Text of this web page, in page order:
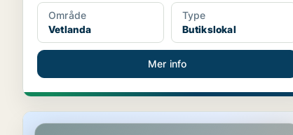
Område
Vetlanda
Type
Butikslokal
Mer info
Butikslokal i Mora